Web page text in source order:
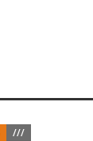
///